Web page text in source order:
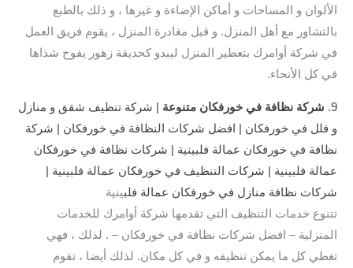
الألوان و المساحات و أماكن الإضاءة و غيرها ، و ذلك بالطبع
بالتشاور مع أهل المنزل. و قبل مغادرة المنزل ، يقوم فريق العمل
في شركة أوامرك بتعطير المنزل ليبدو كحديقة زهور يفوح شذاها
في كل الأنحاء.
9. شركة نظافة في خورفكان متنوعة | شركة تنظيف شقق و منازل
و فلل في خورفكان | افضل شركات النظافة في خورفكان | شركة
نظافة في خورفكان عمالة فلبينية | شركات نظافة في خورفكان
عمالة فلبينية | شركات التنظيف في خورفكان عمالة فلبينية |
شركات نظافة منازل في خورفكان عمالة فلبينية
تتنوع خدمات التنظيف التي تقدمها شركة أوامرك للخدمات
المنزلية – افضل شركات نظافة في خورفكان – . لذلك ، فهي
تغطي كل ما يمكن تنظيفه و في كل مكان. لذلك أيضا ، تقوم